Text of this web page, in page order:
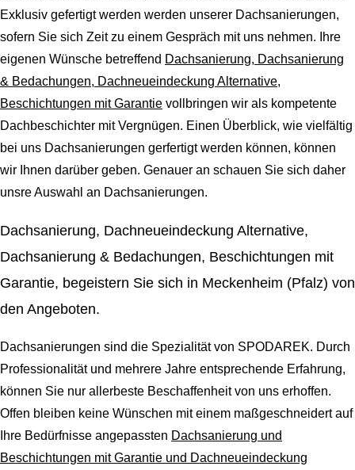
Exklusiv gefertigt werden werden unserer Dachsanierungen,
sofern Sie sich Zeit zu einem Gespräch mit uns nehmen. Ihre
eigenen Wünsche betreffend Dachsanierung, Dachsanierung
& Bedachungen, Dachneueindeckung Alternative,
Beschichtungen mit Garantie vollbringen wir als kompetente
Dachbeschichter mit Vergnügen. Einen Überblick, wie vielfältig
bei uns Dachsanierungen gerfertigt werden können, können
wir Ihnen darüber geben. Genauer an schauen Sie sich daher
unsre Auswahl an Dachsanierungen.
Dachsanierung, Dachneueindeckung Alternative,
Dachsanierung & Bedachungen, Beschichtungen mit
Garantie, begeistern Sie sich in Meckenheim (Pfalz) von
den Angeboten.
Dachsanierungen sind die Spezialität von SPODAREK. Durch
Professionalität und mehrere Jahre entsprechende Erfahrung,
können Sie nur allerbeste Beschaffenheit von uns erhoffen.
Offen bleiben keine Wünschen mit einem maßgeschneidert auf
Ihre Bedürfnisse angepassten Dachsanierung und
Beschichtungen mit Garantie und Dachneueindeckung